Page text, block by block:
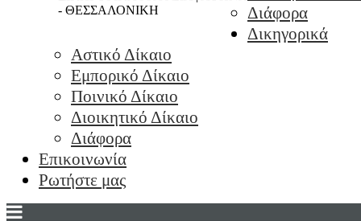
- ΘΕΣΣΑΛΟΝΙΚΗ
Διάφορα
Δικηγορικά
Αστικό Δίκαιο
Εμπορικό Δίκαιο
Ποινικό Δίκαιο
Διοικητικό Δίκαιο
Διάφορα
Επικοινωνία
Ρωτήστε μας